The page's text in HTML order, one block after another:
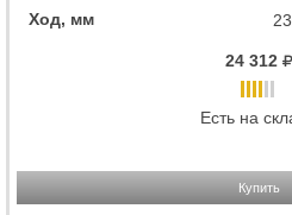
Ход, мм
24 312
Есть на
Купить